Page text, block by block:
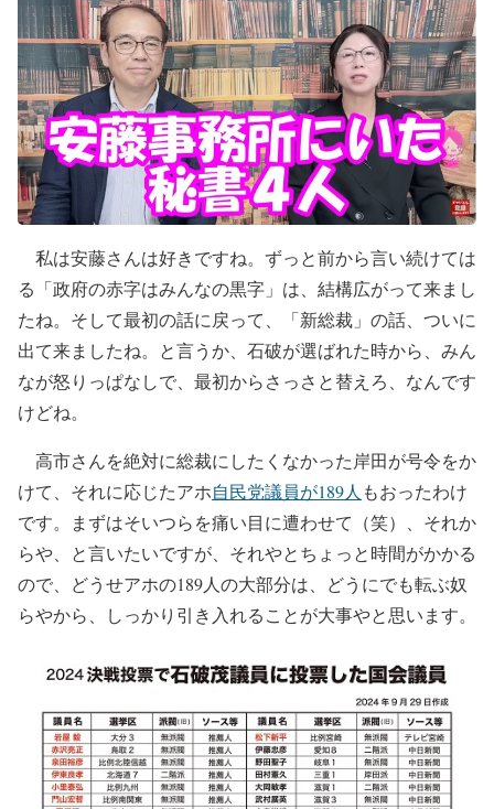
私は安藤さんは好きですね。ずっと前から言い続けては
る「政府の赤字はみんなの黒字」は、結構広がって来まし
たね。そして最初の話に戻って、「新総裁」の話、ついに
出て来ましたね。と言うか、石破が選ばれた時から、みん
なが怒りっぱなしで、最初からさっさと替えろ、なんです
けどね。
高市さんを絶対に総裁にしたくなかった岸田が号令をか
けて、それに応じたアホ自民党議員が189人 もおったわけ
です。まずはそいつらを痛い目に遭わせて（笑）、それか
らや、と言いたいですが、それやとちょっと時間がかかる
ので、どうせアホの189人の大部分は、どうにでも転ぶ奴
らやから、しっかり引き入れることが大事やと思います。